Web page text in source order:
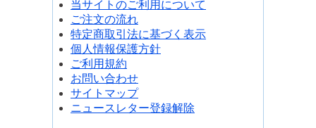
当サイトのご利用について
ご注文の流れ
特定商取引法に基づく表示
個人情報保護方針
ご利用規約
お問い合わせ
サイトマップ
ニュースレター登録解除